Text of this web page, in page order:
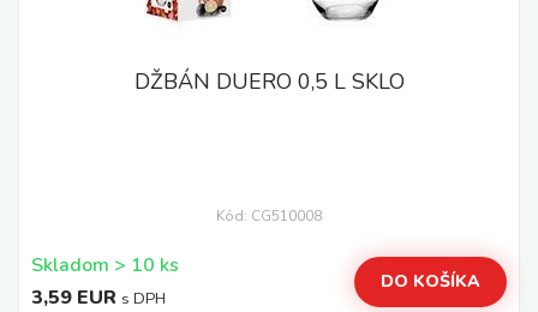
DŽBÁN DUERO 0,5 L SKLO
Kód: CG510008
Skladom > 10 ks
3,59 EUR s DPH
DO KOŠÍKA